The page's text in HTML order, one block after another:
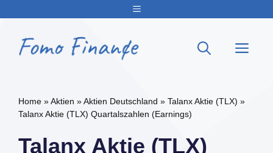
springen
Menu
Home »Aktien »Aktien Deutschland » Talanx Aktie (TLX) »
Talanx Aktie (TLX) Quartalszahlen (Earnings)
Talanx Aktie (TLX)